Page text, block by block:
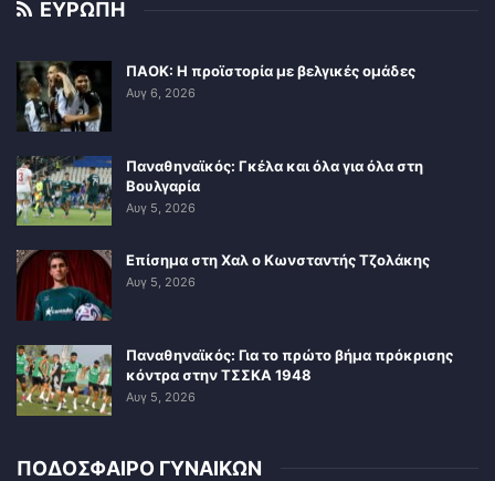
ΕΥΡΩΠΗ
ΠΑΟΚ: Η προϊστορία με βελγικές ομάδες
Αυγ 6, 2026
Παναθηναϊκός: Γκέλα και όλα για όλα στη
Βουλγαρία
Αυγ 5, 2026
Επίσημα στη Χαλ ο Κωνσταντής Τζολάκης
Αυγ 5, 2026
Παναθηναϊκός: Για το πρώτο βήμα πρόκρισης
κόντρα στην ΤΣΣΚΑ 1948
Αυγ 5, 2026
ΠΟΔΟΣΦΑΙΡΟ ΓΥΝΑΙΚΩΝ